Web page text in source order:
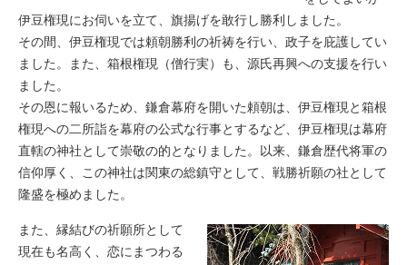
伊豆権現にお伺いを立て、旗揚げを敢行し勝利しました。
その間、伊豆権現では頼朝勝利の祈祷を行い、政子を庇護してい
ました。また、箱根権現（僧行実）も、源氏再興への支援を行い
ました。
その恩に報いるため、鎌倉幕府を開いた頼朝は、伊豆権現と箱根
権現への二所詣を幕府の公式な行事とするなど、伊豆権現は幕府
直轄の神社として崇敬の的となりました。以来、鎌倉歴代将軍の
信仰厚く、この神社は関東の総鎮守として、戦勝祈願の社として
隆盛を極めました。
また、縁結びの祈願所として
現在も名高く、恋にまつわる